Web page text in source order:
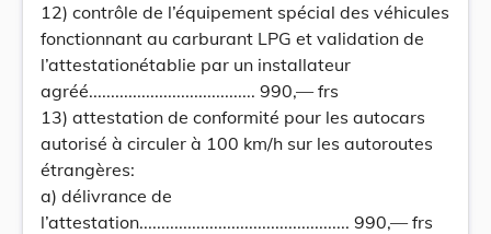
12) contrôle de l’équipement spécial des véhicules
fonctionnant au carburant LPG et validation de
l’attestationétablie par un installateur
agréé...................................... 990,— frs
13) attestation de conformité pour les autocars
autorisé à circuler à 100 km/h sur les autoroutes
étrangères:
a) délivrance de
l’attestation................................................ 990,— frs